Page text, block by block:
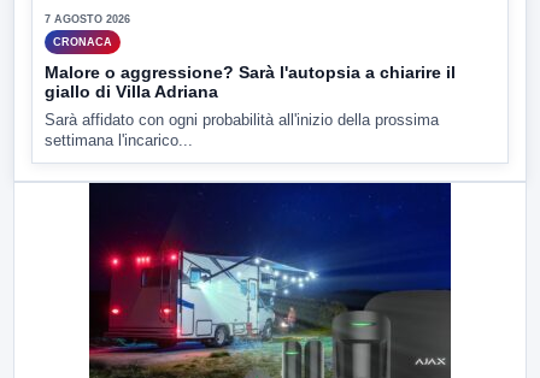
7 AGOSTO 2026
CRONACA
Malore o aggressione? Sarà l'autopsia a chiarire il
giallo di Villa Adriana
Sarà affidato con ogni probabilità all'inizio della prossima
settimana l'incarico...